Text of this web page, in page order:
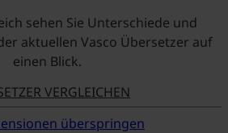
sehen Sie Unterschiede und
aktuellen Vasco Übersetzer auf
einen Blick.
VERGLEICHEN
überspringen